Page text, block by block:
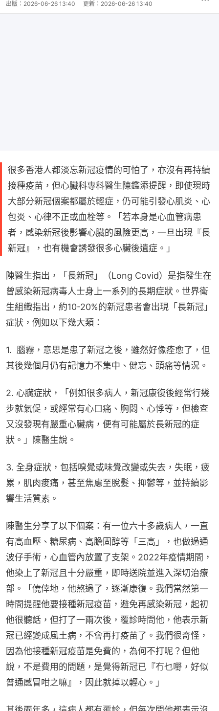
出版： 2026-06-26 13:40 更新： 2026-06-26 13:40
很多香港人都淡忘新冠疫情的可怕了，亦沒有再持續
接種疫苗，但心臟科專科醫生陳鑑添提醒，即使現時
大部分新冠個案都屬於輕症，仍可能引發心肌炎、心
包炎、心律不正或血栓等。「若本身是心血管病患
者，感染新冠後影響心臟的風險更高，一旦出現『長
新冠』，也有機會誘發很多心臟後遺症。」
陳醫生指出，「長新冠」（Long Covid）是指發生在
曾感染新冠病毒人士身上一系列的長期症狀。世界衛
生組織指出，約10-20%的新冠患者會出現「長新冠」
症狀，例如以下幾大類：
1.  腦霧，意思是患了新冠之後，雖然好像痊愈了，但
其後幾個月仍有記憶力不集中、健忘、頭痛等情況。
2. 心臟症狀，「例如很多病人，新冠康復後經常行幾
步就氣促，或經常有心口痛、胸悶、心悸等，但檢查
又沒發現有嚴重心臟病，便有可能屬於長新冠的症
狀。」陳醫生說。
3. 全身症狀，包括嗅覺或味覺改變或失去，失眠，疲
累，肌肉痠痛，甚至焦慮至脫髮、抑鬱等，並持續影
響生活質素。
陳醫生分享了以下個案：有一位六十多歲病人，一直
有高血壓、糖尿病、高膽固醇等「三高」，也做過通
波仔手術，心血管內放置了支架。2022年疫情期間，
他染上了新冠且十分嚴重，即時送院並進入深切治療
部。「僥倖地，他熬過了，逐漸康復。我們當然第一
時間提醒他要接種新冠疫苗，避免再感染新冠，起初
他很聽話，但打了一兩次後，覆診時問他，他表示新
冠已經變成風土病，不會再打疫苗了。我們很奇怪，
因為他接種新冠疫苗是免費的，為何不打呢？但他
說，不是費用的問題，是覺得新冠已『冇乜嘢，好似
普通感冒咁之嘛』，因此就掉以輕心。」